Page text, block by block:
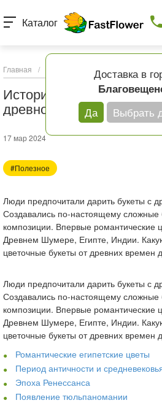
Доставка в
Да
Выбрать
Каталог
Главная / История
История романтических
древности до
17 мар 2024
#Полезное
Люди предпочитали дарить букеты с
Создавались по-настоящему сложные
композиции. Впервые романтические
Древнем Шумере, Египте, Индии.
цветочные букеты от древних времен
Люди предпочитали дарить букеты с
Создавались по-настоящему сложные
композиции. Впервые романтические
Древнем Шумере, Египте, Индии.
цветочные букеты от древних времен
Романтические египетские цветы
Период античности и
Эпоха Ренессанса
Появление тюльпаномании